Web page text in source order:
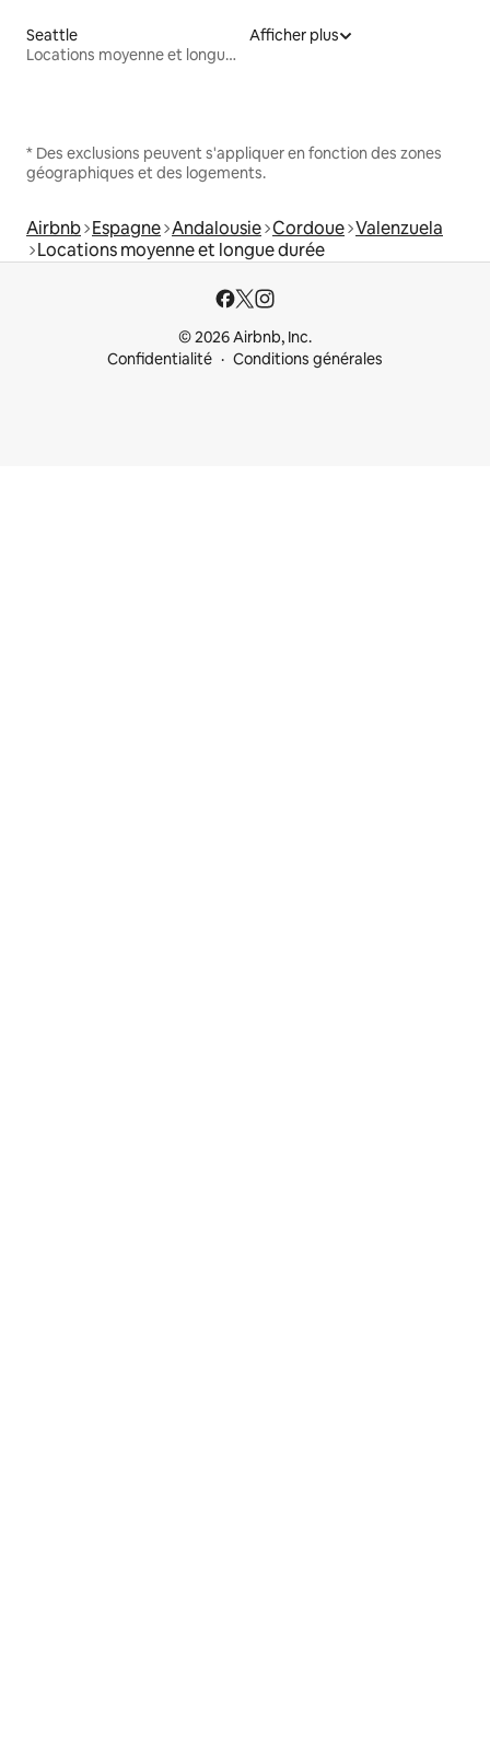
Seattle
Locations moyenne et longue durée
Afficher plus
* Des exclusions peuvent s'appliquer en fonction des zones
géographiques et des logements.
Airbnb Espagne Andalousie Cordoue Valenzuela
Locations moyenne et longue durée
© 2026 Airbnb, Inc.
Confidentialité
Conditions générales